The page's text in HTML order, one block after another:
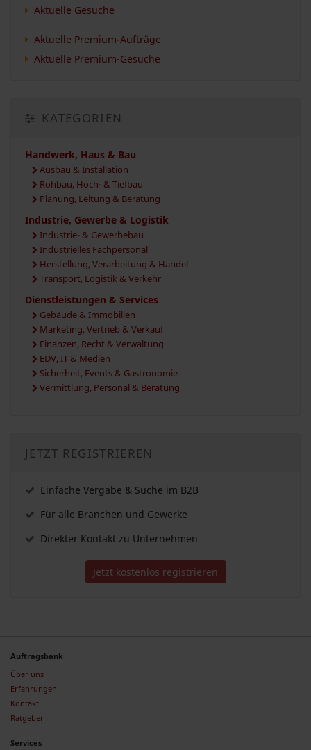
Aktuelle Gesuche
Aktuelle Premium-Aufträge
Aktuelle Premium-Gesuche
KATEGORIEN
Handwerk, Haus & Bau
Ausbau & Installation
Rohbau, Hoch- & Tiefbau
Planung, Leitung & Beratung
Industrie, Gewerbe & Logistik
Industrie- & Gewerbebau
Industrielles Fachpersonal
Herstellung, Verarbeitung & Handel
Transport, Logistik & Verkehr
Dienstleistungen & Services
Gebäude & Immobilien
Marketing, Vertrieb & Verkauf
Finanzen, Recht & Verwaltung
EDV, IT & Medien
Sicherheit, Events & Gastronomie
Vermittlung, Personal & Beratung
JETZT REGISTRIEREN
Einfache Vergabe & Suche im B2B
Für alle Branchen und Gewerke
Direkter Kontakt zu Unternehmen
Jetzt kostenlos registrieren
Auftragsbank
Über uns
Erfahrungen
Kontakt
Ratgeber
Services